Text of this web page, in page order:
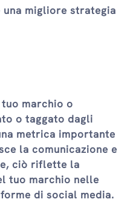
migliore strategia
marchio o
o taggato dagli
metrica importante
la comunicazione e
ciò riflette la
tuo marchio nelle
di social media.